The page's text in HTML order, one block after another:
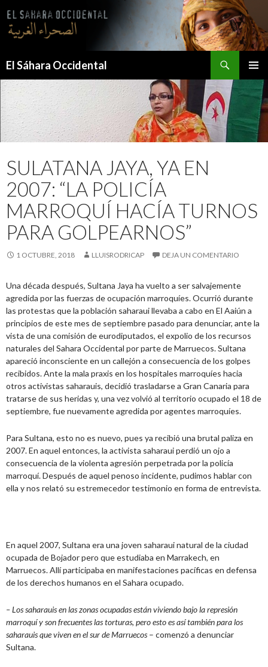
contenido
El Sáhara Occidental
MENÚ
SULATANA JAYA, YA EN
2007: “LA POLICÍA
MARROQUÍ HACÍA TURNOS
PARA GOLPEARNOS”
1 OCTUBRE, 2018 LLUISRODRICAP DEJA UN COMENTARIO
Una década después, Sultana Jaya ha vuelto a ser salvajemente
agredida por las fuerzas de ocupación marroquíes. Ocurrió durante
las protestas que la población saharaui llevaba a cabo en El Aaiún a
principios de este mes de septiembre pasado para denunciar, ante la
vista de una comisión de eurodiputados, el expolio de los recursos
naturales del Sahara Occidental por parte de Marruecos. Sultana
apareció inconsciente en un callejón a consecuencia de los golpes
recibidos. Ante la mala praxis en los hospitales marroquíes hacia
otros activistas saharauis, decidió trasladarse a Gran Canaria para
tratarse de sus heridas y, una vez volvió al territorio ocupado el 18 de
septiembre, fue nuevamente agredida por agentes marroquíes.
Para Sultana, esto no es nuevo, pues ya recibió una brutal paliza en
2007. En aquel entonces, la activista saharaui perdió un ojo a
consecuencia de la violenta agresión perpetrada por la policía
marroquí. Después de aquel penoso incidente, pudimos hablar con
ella y nos relató su estremecedor testimonio en forma de entrevista.
En aquel 2007, Sultana era una joven saharaui natural de la ciudad
ocupada de Bojador pero que estudiaba en Marrakech, en
Marruecos. Allí participaba en manifestaciones pacíficas en defensa
de los derechos humanos en el Sahara ocupado.
– Los saharauis en las zonas ocupadas están viviendo bajo la represión
marroquí y son frecuentes las torturas, pero esto es así también para los
saharauis que viven en el sur de Marruecos – comenzó a denunciar
Sultana.